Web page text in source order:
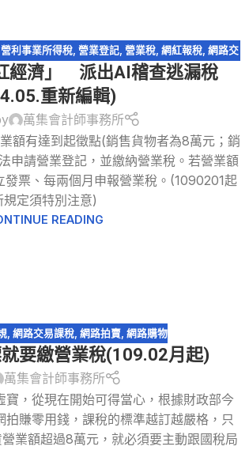
營利事業所得稅, 營業登記, 營業稅, 網紅報稅, 網路交
易課稅
經濟」 派出AI稽查逃漏稅
重新編輯)
萬集會計師事務所
額有達到起徵點(銷售貨物者為8萬元；銷
申請營業登記，並繳納營業稅。若營業額
票、每兩個月申報營業稅。(1090201起
規定須特別注意)
READING
,網路交易課稅 ,網路拍賣 ,網路購物
要繳營業稅(109.02月起)
萬集會計師事務所
，從現在開始可得當心，根據財政部今
賺零用錢，課稅的標準越訂越嚴格，只
業額超過8萬元，就必須要主動跟國稅局